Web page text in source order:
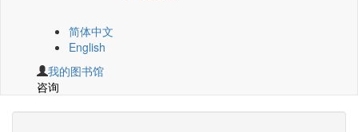
简体中文
English
我的图书馆
咨询